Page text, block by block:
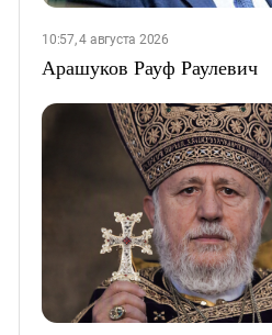
10:57, 4 августа 2026
Арашуков Рауф Раулевич